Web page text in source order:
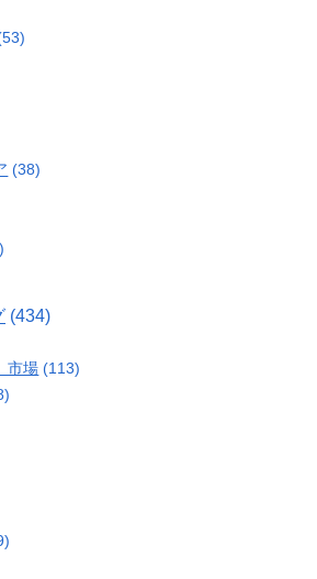
(38)
(434)
市場 (113)